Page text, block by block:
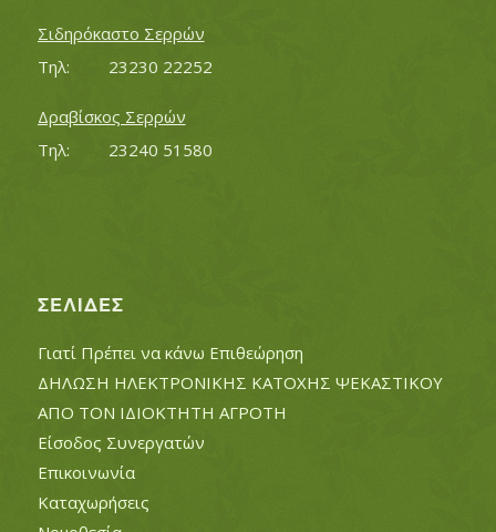
Σιδηρόκαστο Σερρών
Τηλ:		23230 22252
Δραβίσκος Σερρών
Τηλ:		23240 51580
ΣΕΛΊΔΕΣ
Γιατί Πρέπει να κάνω Επιθεώρηση
ΔΗΛΩΣΗ ΗΛΕΚΤΡΟΝΙΚΗΣ ΚΑΤΟΧΗΣ ΨΕΚΑΣΤΙΚΟΥ
ΑΠΟ ΤΟΝ ΙΔΙΟΚΤΗΤΗ ΑΓΡΟΤΗ
Είσοδος Συνεργατών
Επικοινωνία
Καταχωρήσεις